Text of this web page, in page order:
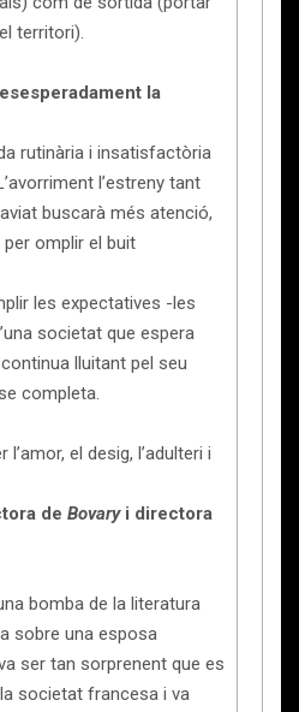
territori).
la
rutinària i insatisfactòria
l’estreny tant
buscarà més atenció,
omplir el buit
les expectatives -les
societat que espera
lluitant pel seu
completa.
el desig, l’adulteri i
de Bovary i directora
bomba de la literatura
sobre una esposa
ser tan sorprenent que es
societat francesa i va